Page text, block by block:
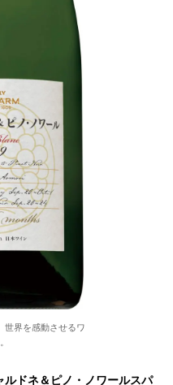
世界を感動させるワ
ドネ＆ピノ・ノワールスパ